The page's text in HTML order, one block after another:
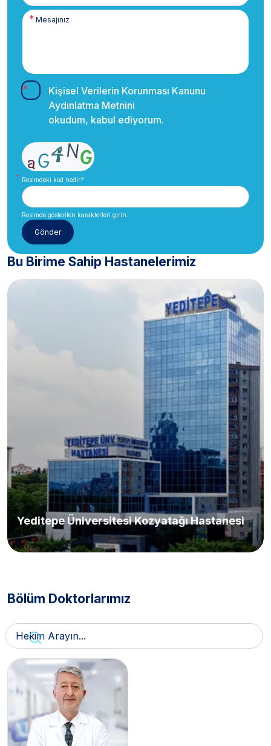
Kişisel Verilerin Korunması Kanunu
Aydınlatma Metnini
okudum, kabul ediyorum.
Resimdeki kod nedir?
Resimde gösterilen karakterleri girin.
Bu Birime Sahip Hastanelerimiz
Yeditepe Üniversitesi Kozyatağı Hastanesi
Bölüm Doktorlarımız